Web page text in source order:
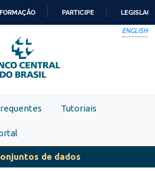
PARA
O
CONTEÚDO
PARTICIPE
ENGLISH
Tutoriais
de dados